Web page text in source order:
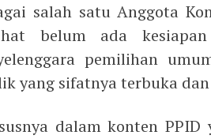
salah satu Anggota
belum ada
pemilihan
yang sifatnya terbuka
dalam konten PPID